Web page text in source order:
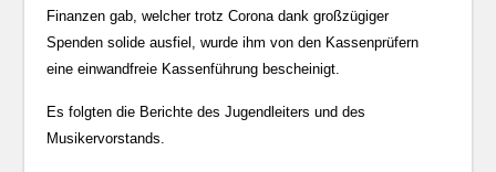
Finanzen gab, welcher trotz Corona dank großzügiger
Spenden solide ausfiel, wurde ihm von den Kassenprüfern
eine einwandfreie Kassenführung bescheinigt.
Es folgten die Berichte des Jugendleiters und des
Musikervorstands.